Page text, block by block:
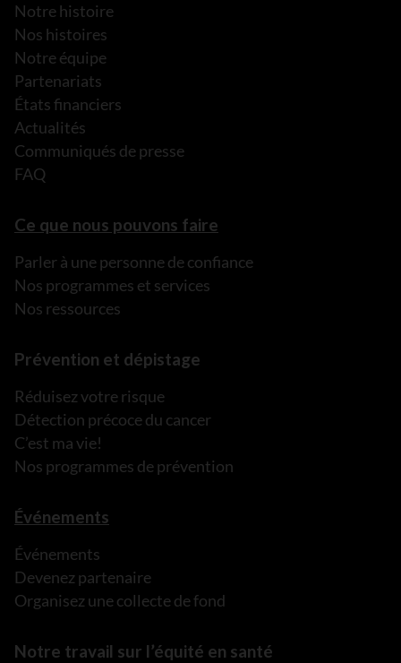
Notre histoire
Nos histoires
Notre équipe
Partenariats
États financiers
Actualités
Communiqués de presse
FAQ
Ce que nous pouvons faire
Parler à une personne de confiance
Nos programmes et services
Nos ressources
Prévention et dépistage
Réduisez votre risque
Détection précoce du cancer
C’est ma vie!
Nos programmes de prévention
Événements
Événements
Devenez partenaire
Organisez une collecte de fond
Notre travail sur l’équité en santé